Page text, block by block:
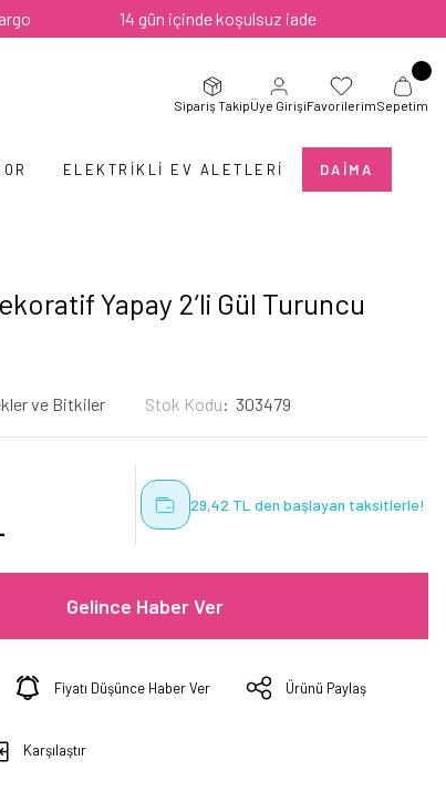
14 gün içinde koşulsuz iade
Sipariş TakipÜye GirişiFavorilerimSepetim
ELEKTRIKLI EV ALETLERI DAIMA
Yapay 2’li Gül Turuncu
ve Bitkiler Stok Kodu 303479
29,42 TL den başlayan taksitlerle!
Gelince Haber Ver
Fiyatı Düşünce Haber Ver Ürünü Paylaş
Karşılaştır